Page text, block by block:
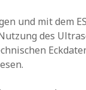
und mit dem
des